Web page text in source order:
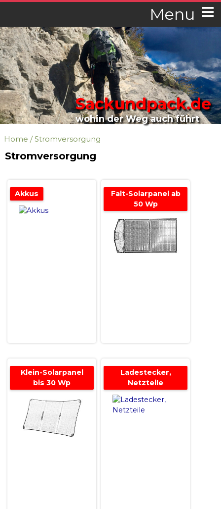
Menu
Sackundpack.de
wohin der Weg auch führt
Home /Stromversorgung
Stromversorgung
Akkus
Falt-Solarpanel ab
50 Wp
Klein-Solarpanel
bis 30 Wp
Ladestecker,
Netzteile